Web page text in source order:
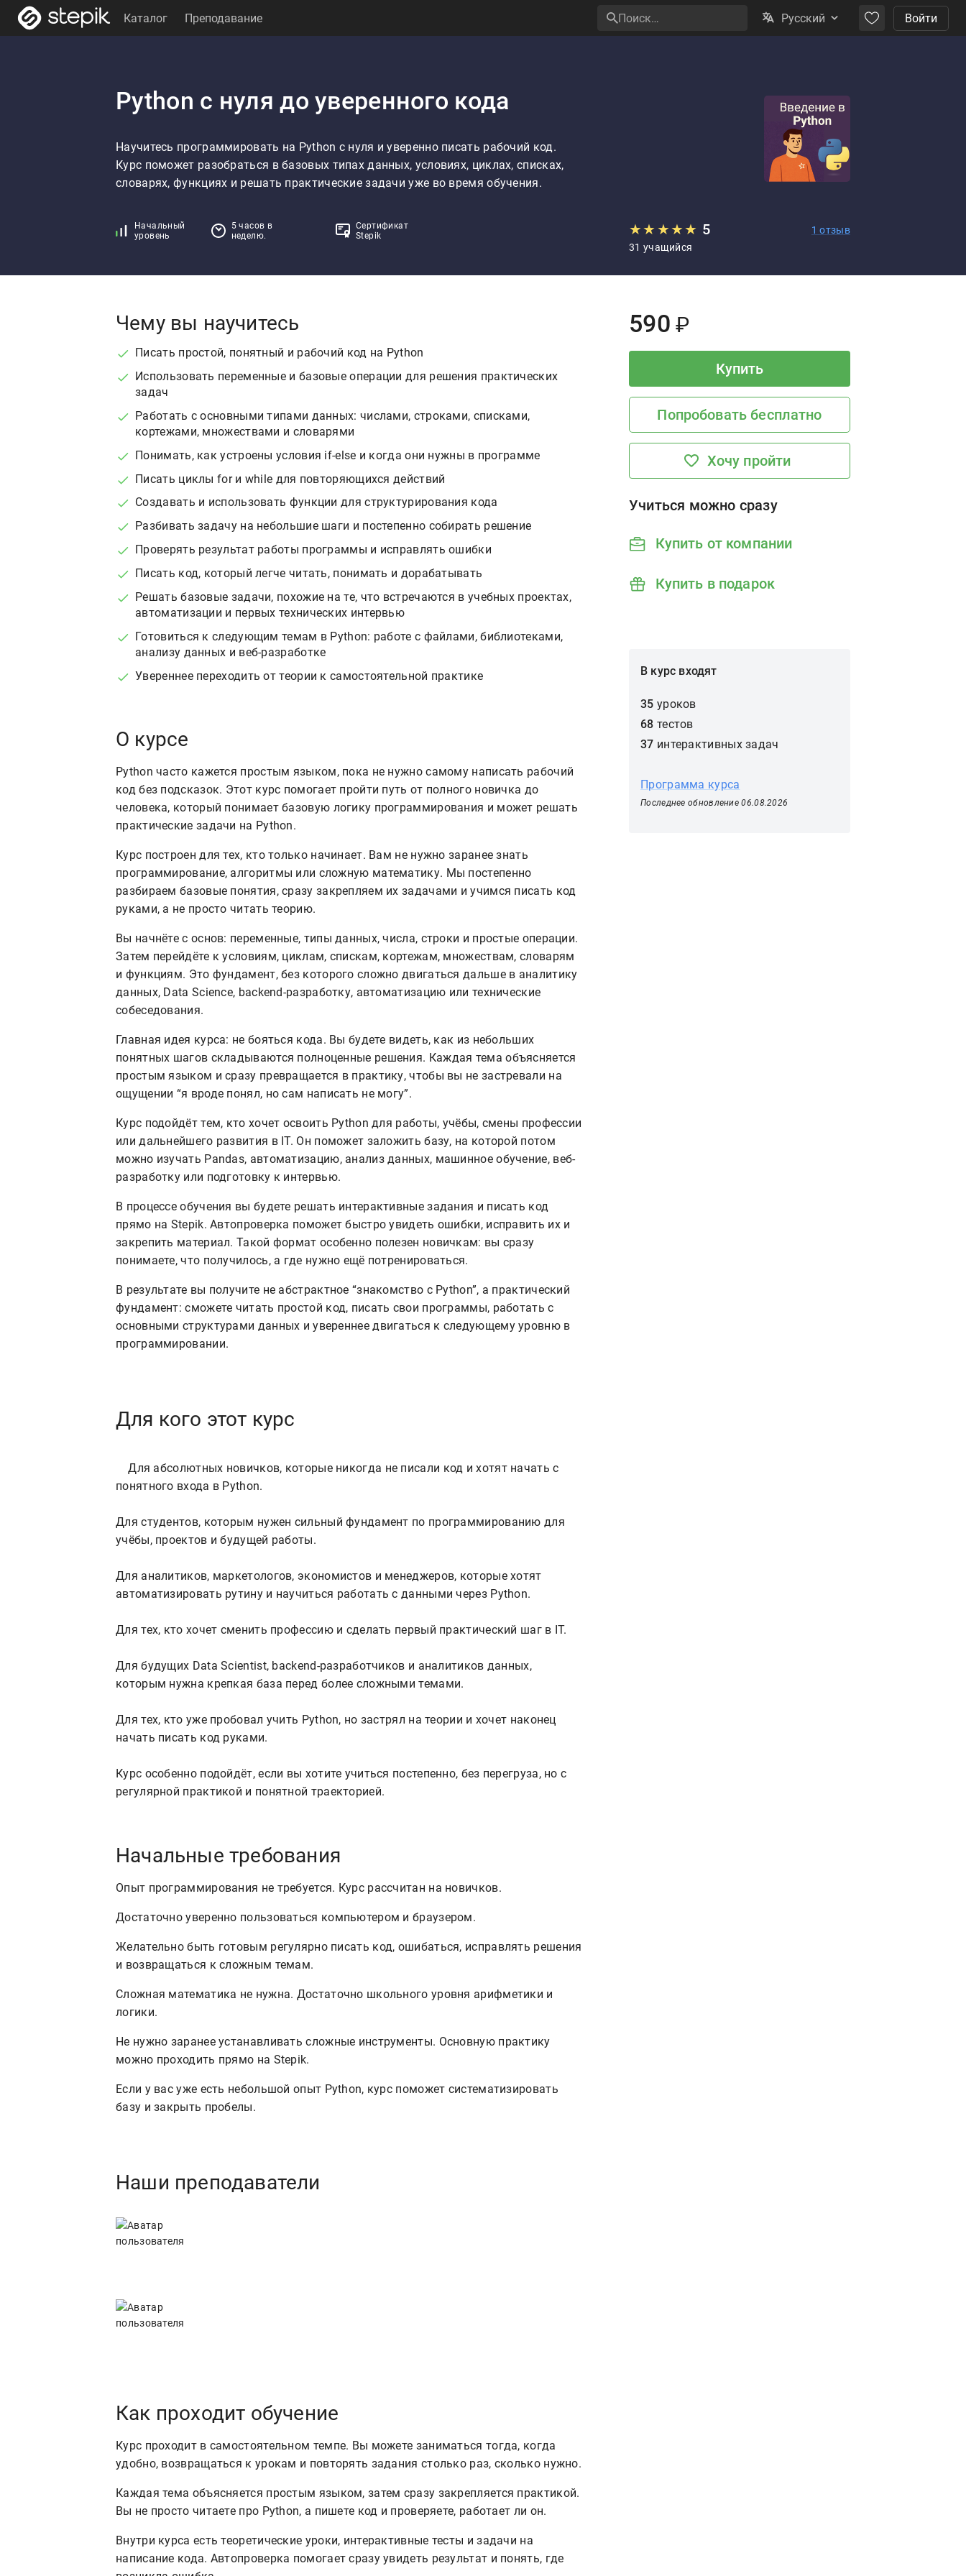
Каталог Преподавание Русский Войти
Python с нуля до уверенного кода
Научитесь программировать на Python с нуля и уверенно писать рабочий код.
Курс поможет разобраться в базовых типах данных, условиях, циклах, списках,
словарях, функциях и решать практические задачи уже во время обучения.
Начальный
уровень
5 часов в
неделю.
Сертификат
Stepik
★★★★★ 5
1 отзыв
31 учащийся
Чему вы научитесь
Писать простой, понятный и рабочий код на Python
Использовать переменные и базовые операции для решения практических
задач
Работать с основными типами данных: числами, строками, списками,
кортежами, множествами и словарями
Понимать, как устроены условия if-else и когда они нужны в программе
Писать циклы for и while для повторяющихся действий
Создавать и использовать функции для структурирования кода
Разбивать задачу на небольшие шаги и постепенно собирать решение
Проверять результат работы программы и исправлять ошибки
Писать код, который легче читать, понимать и дорабатывать
Решать базовые задачи, похожие на те, что встречаются в учебных проектах,
автоматизации и первых технических интервью
Готовиться к следующим темам в Python: работе с файлами, библиотеками,
анализу данных и веб-разработке
Увереннее переходить от теории к самостоятельной практике
О курсе
Python часто кажется простым языком, пока не нужно самому написать рабочий
код без подсказок. Этот курс помогает пройти путь от полного новичка до
человека, который понимает базовую логику программирования и может решать
практические задачи на Python.
Курс построен для тех, кто только начинает. Вам не нужно заранее знать
программирование, алгоритмы или сложную математику. Мы постепенно
разбираем базовые понятия, сразу закрепляем их задачами и учимся писать код
руками, а не просто читать теорию.
Вы начнёте с основ: переменные, типы данных, числа, строки и простые операции.
Затем перейдёте к условиям, циклам, спискам, кортежам, множествам, словарям
и функциям. Это фундамент, без которого сложно двигаться дальше в аналитику
данных, Data Science, backend-разработку, автоматизацию или технические
собеседования.
Главная идея курса: не бояться кода. Вы будете видеть, как из небольших
понятных шагов складываются полноценные решения. Каждая тема объясняется
простым языком и сразу превращается в практику, чтобы вы не застревали на
ощущении “я вроде понял, но сам написать не могу”.
Курс подойдёт тем, кто хочет освоить Python для работы, учёбы, смены профессии
или дальнейшего развития в IT. Он поможет заложить базу, на которой потом
можно изучать Pandas, автоматизацию, анализ данных, машинное обучение, веб-
разработку или подготовку к интервью.
В процессе обучения вы будете решать интерактивные задания и писать код
прямо на Stepik. Автопроверка поможет быстро увидеть ошибки, исправить их и
закрепить материал. Такой формат особенно полезен новичкам: вы сразу
понимаете, что получилось, а где нужно ещё потренироваться.
В результате вы получите не абстрактное “знакомство с Python”, а практический
фундамент: сможете читать простой код, писать свои программы, работать с
основными структурами данных и увереннее двигаться к следующему уровню в
программировании.
Для кого этот курс
    Для абсолютных новичков, которые никогда не писали код и хотят начать с
понятного входа в Python.
Для студентов, которым нужен сильный фундамент по программированию для
учёбы, проектов и будущей работы.
Для аналитиков, маркетологов, экономистов и менеджеров, которые хотят
автоматизировать рутину и научиться работать с данными через Python.
Для тех, кто хочет сменить профессию и сделать первый практический шаг в IT.
Для будущих Data Scientist, backend-разработчиков и аналитиков данных,
которым нужна крепкая база перед более сложными темами.
Для тех, кто уже пробовал учить Python, но застрял на теории и хочет наконец
начать писать код руками.
Курс особенно подойдёт, если вы хотите учиться постепенно, без перегруза, но с
Начальные требования
Опыт программирования не требуется. Курс рассчитан на новичков.
Достаточно уверенно пользоваться компьютером и браузером.
Желательно быть готовым регулярно писать код, ошибаться, исправлять решения
и возвращаться к сложным темам.
Сложная математика не нужна. Достаточно школьного уровня арифметики и
логики.
Не нужно заранее устанавливать сложные инструменты. Основную практику
можно проходить прямо на Stepik.
Если у вас уже есть небольшой опыт Python, курс поможет систематизировать
базу и закрыть пробелы.
Наши преподаватели
Как проходит обучение
Курс проходит в самостоятельном темпе. Вы можете заниматься тогда, когда
удобно, возвращаться к урокам и повторять задания столько раз, сколько нужно.
Каждая тема объясняется простым языком, затем сразу закрепляется практикой.
Вы не просто читаете про Python, а пишете код и проверяете, работает ли он.
Внутри курса есть теоретические уроки, интерактивные тесты и задачи на
написание кода. Автопроверка помогает сразу увидеть результат и понять, где
Price:
590 ₽
Купить
Попробовать бесплатно
Хочу пройти
Учиться можно сразу
Купить от компании
Купить в подарок
В курс входят
35 уроков
68 тестов
37 интерактивных задач
Программа курса
Последнее обновление 06.08.2026